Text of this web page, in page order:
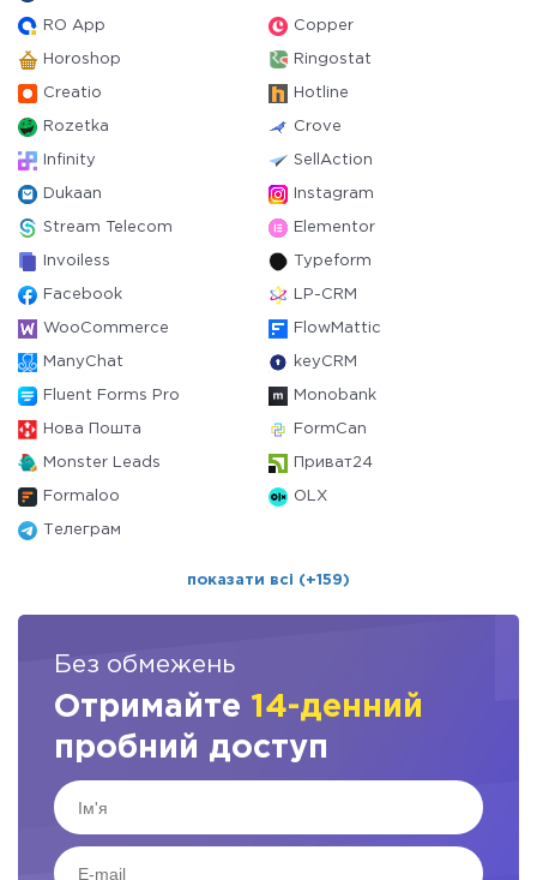
RO App Copper
Horoshop Ringostat
Creatio Hotline
Rozetka Crove
Infinity SellAction
Dukaan Instagram
Stream Telecom Elementor
Invoiless Typeform
Facebook LP-CRM
WooCommerce FlowMattic
ManyChat keyCRM
Fluent Forms Pro Monobank
Нова Пошта FormCan
Monster Leads Приват24
Formaloo OLX
Телеграм
показати всі (+159)
Без обмежень
Отримайте 14-денний
пробний доступ